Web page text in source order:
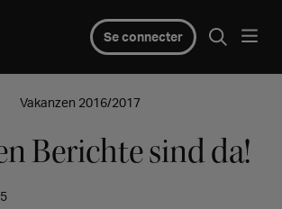
Se connecter
Vakanzen 2016/2017
Berichte sind da!